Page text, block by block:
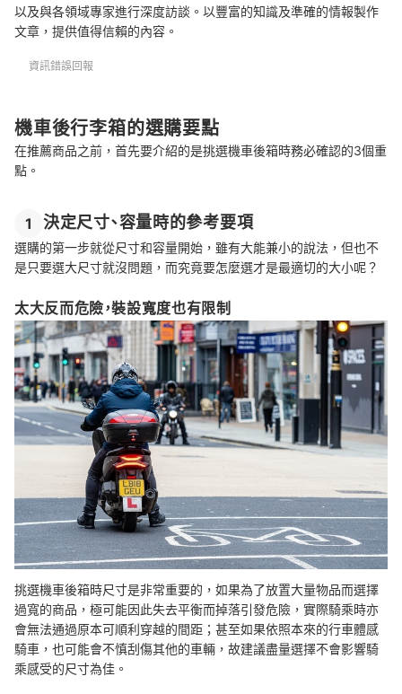
裝了機車後行李箱的後座會很難坐嗎？
以及與各領域專家進行深度訪談。以豐富的知識及準確的情報製作
文章，提供值得信賴的內容。
資訊錯誤回報
機車後行李箱的選購要點
在推薦商品之前，首先要介紹的是挑選機車後箱時務必確認的3個重
點。
1 決定尺寸、容量時的參考要項
選購的第一步就從尺寸和容量開始，雖有大能兼小的說法，但也不
是只要選大尺寸就沒問題，而究竟要怎麼選才是最適切的大小呢？
太大反而危險，裝設寬度也有限制
挑選機車後箱時尺寸是非常重要的，如果為了放置大量物品而選擇
過寬的商品，極可能因此失去平衡而掉落引發危險，實際騎乘時亦
會無法通過原本可順利穿越的間距；甚至如果依照本來的行車體感
騎車，也可能會不慎刮傷其他的車輛，故建議盡量選擇不會影響騎
乘感受的尺寸為佳。